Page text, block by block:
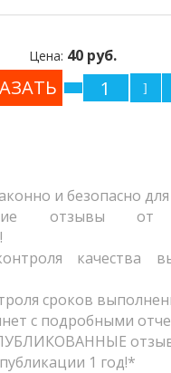
Цена: 40 руб.
и безопасно для
отзывы от
качества
сроков
с подробными
1 год!*